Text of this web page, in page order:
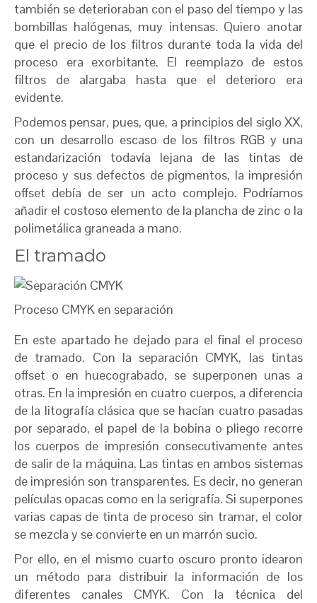
también se deterioraban con el paso del tiempo y las
bombillas halógenas, muy intensas. Quiero anotar
que el precio de los filtros durante toda la vida del
proceso era exorbitante. El reemplazo de estos
filtros de alargaba hasta que el deterioro era
evidente.
Podemos pensar, pues, que, a principios del siglo XX,
con un desarrollo escaso de los filtros RGB y una
estandarización todavía lejana de las tintas de
proceso y sus defectos de pigmentos, la impresión
offset debía de ser un acto complejo. Podríamos
añadir el costoso elemento de la plancha de zinc o la
polimetálica graneada a mano.
El tramado
Proceso CMYK en separación
En este apartado he dejado para el final el proceso
de tramado. Con la separación CMYK, las tintas
offset o en huecograbado, se superponen unas a
otras. En la impresión en cuatro cuerpos, a diferencia
de la litografía clásica que se hacían cuatro pasadas
por separado, el papel de la bobina o pliego recorre
los cuerpos de impresión consecutivamente antes
de salir de la máquina. Las tintas en ambos sistemas
de impresión son transparentes. Es decir, no generan
películas opacas como en la serigrafía. Si superpones
varias capas de tinta de proceso sin tramar, el color
se mezcla y se convierte en un marrón sucio.
Por ello, en el mismo cuarto oscuro pronto idearon
un método para distribuir la información de los
diferentes canales CMYK. Con la técnica del